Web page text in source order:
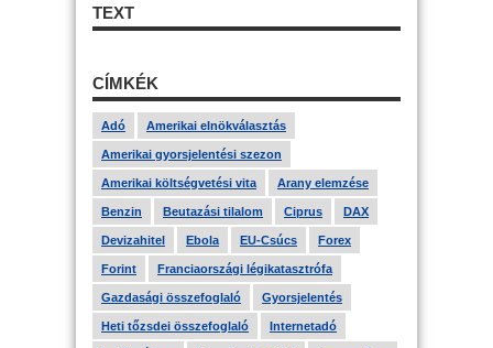
TEXT
CÍMKÉK
Adó Amerikai elnökválasztás
Amerikai gyorsjelentési szezon
Amerikai költségvetési vita Arany elemzése
Benzin Beutazási tilalom Ciprus DAX
Devizahitel Ebola EU-Csúcs Forex
Forint Franciaországi légikatasztrófa
Gazdasági összefoglaló Gyorsjelentés
Heti tőzsdei összefoglaló Internetadó